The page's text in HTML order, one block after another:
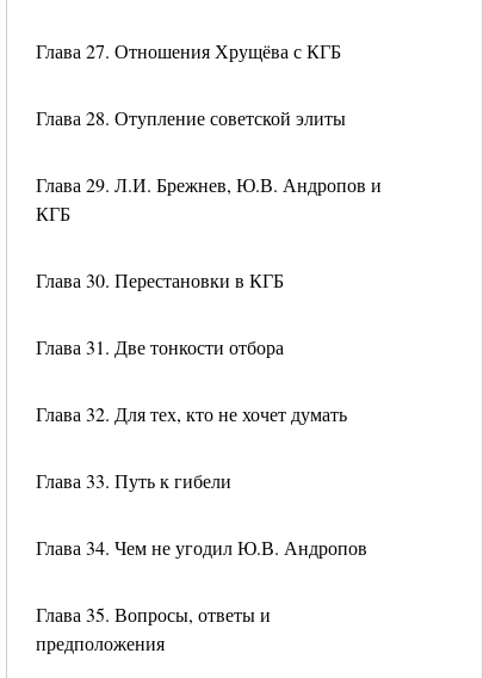
Глава 27. Отношения Хрущёва с КГБ
Глава 28. Отупление советской элиты
Глава 29. Л.И. Брежнев, Ю.В. Андропов и
КГБ
Глава 30. Перестановки в КГБ
Глава 31. Две тонкости отбора
Глава 32. Для тех, кто не хочет думать
Глава 33. Путь к гибели
Глава 34. Чем не угодил Ю.В. Андропов
Глава 35. Вопросы, ответы и
предположения